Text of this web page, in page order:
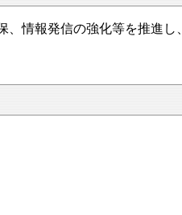
情報発信の強化等を推進し